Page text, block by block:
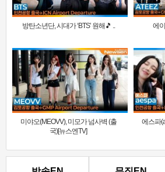
방탄소년단, 시대가 ‘BTS’ 원해🎵 .. 에
미야오(MEOVV), 미모가 넘사벽 (출
국)[뉴스엔TV]
에스파